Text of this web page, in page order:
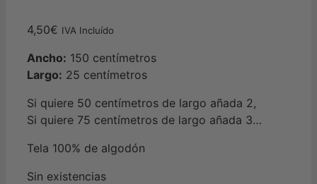
4,50€ IVA Incluído
Ancho: 150 centímetros
Largo: 25 centímetros
Si quiere 50 centímetros de largo añada 2,
Si quiere 75 centímetros de largo añada 3…
Tela 100% de algodón
Sin existencias